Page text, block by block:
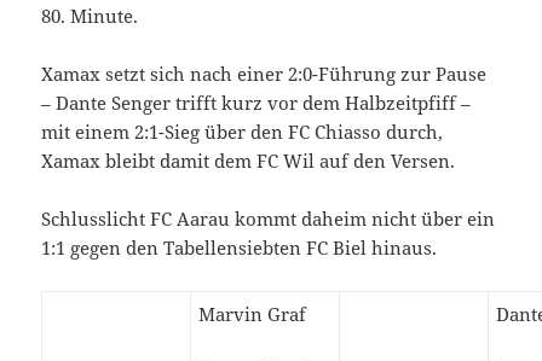
80. Minute.
Xamax setzt sich nach einer 2:0-Führung zur Pause
– Dante Senger trifft kurz vor dem Halbzeitpfiff –
mit einem 2:1-Sieg über den FC Chiasso durch,
Xamax bleibt damit dem FC Wil auf den Versen.
Schlusslicht FC Aarau kommt daheim nicht über ein
1:1 gegen den Tabellensiebten FC Biel hinaus.
Marvin Graf